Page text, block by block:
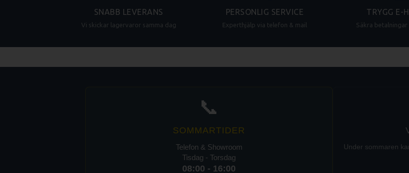
SNABB LEVERANS
Vi skickar lagervaror samma dag
PERSONLIG SERVICE
Experthjälp via telefon & mail
TRYGG E-
Säkra betalningar
📞
SOMMARTIDER
Telefon & Showroom
Tisdag - Torsdag
08:00 - 16:00
Under sommaren